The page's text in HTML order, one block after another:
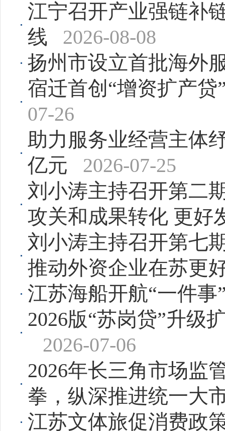
江宁召开产业强链补
线
2026-08-08
扬州市设立首批海外
宿迁首创“增资扩产贷
07-26
助力服务业经营主体
亿元
2026-07-25
刘小涛主持召开第二
攻关和成果转化 更好
刘小涛主持召开第七
推动外资企业在苏更
江苏海船开航“一件事
2026版“苏岗贷”升级
2026-07-06
2026年长三角市场监
拳，纵深推进统一大
江苏文体旅促消费政